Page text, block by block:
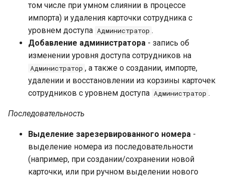
том числе при умном слиянии в процессе
импорта) и удаления карточки сотрудника с
уровнем доступа Администратор .
Добавление администратора - запись об
изменении уровня доступа сотрудников на
Администратор , а также о создании, импорте,
удалении и восстановлении из корзины карточек
сотрудников с уровнем доступа Администратор .
Последовательность
Выделение зарезервированного номера -
выделение номера из последовательности
(например, при создании/сохранении новой
карточки, или при ручном выделении нового